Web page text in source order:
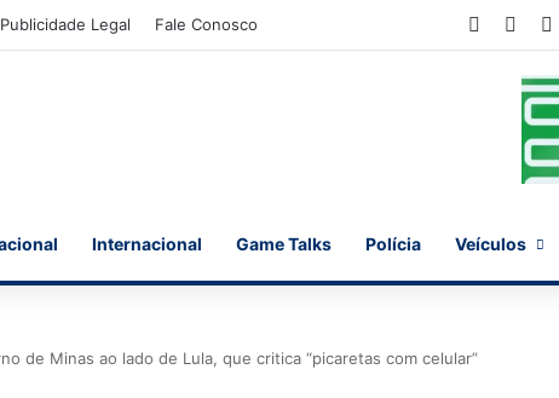
Publicidade Legal Fale Conosco Facebook
Internacional Game Talks Polícia Veículos
de Minas ao lado de Lula, que critica “picaretas com celular”